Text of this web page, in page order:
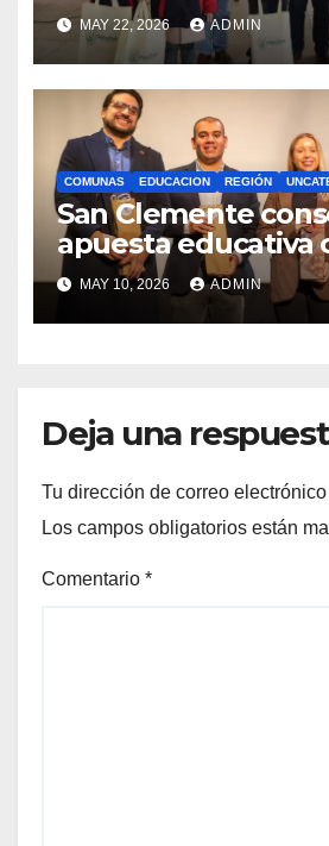
estudiantes con
Royalty Minero
MAY 22, 2026 ADMIN
COMUNAS EDUCACION REGIÓN
San Clemente
apuesta educativa
lanzamiento del
Preuniversitario
MAY 10, 2026 ADMIN
Deja una
Tu dirección de correo
Los campos obligatorios están
Comentario *